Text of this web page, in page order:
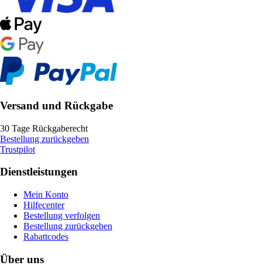
Versand und Rückgabe
30 Tage Rückgaberecht
Bestellung zurückgeben
Trustpilot
Dienstleistungen
Mein Konto
Hilfecenter
Bestellung verfolgen
Bestellung zurückgeben
Rabattcodes
Über uns